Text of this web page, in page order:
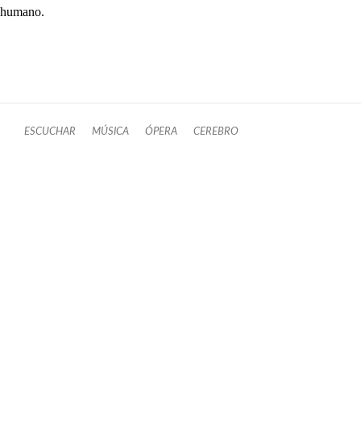
humano.
ESCUCHAR MÚSICA ÓPERA CEREBRO